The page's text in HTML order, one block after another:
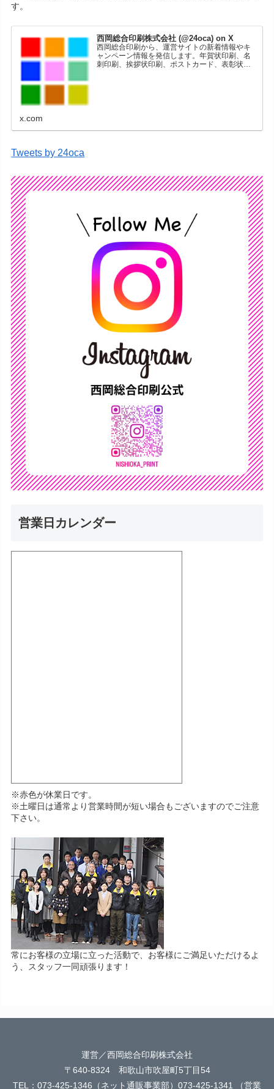
す。
西岡総合印刷株式会社 (@24oca) on X
西岡総合印刷から、運営サイトの新着情報やキ
ャンペーン情報を発信します。年賀状印刷、名
刺印刷、挨拶状印刷、ポストカード、表彰状印
x.com
Tweets by 24oca
営業日カレンダー
※赤色が休業日です。
※土曜日は通常より営業時間が短い場合もございますのでご注意
下さい。
常にお客様の立場に立った活動で、お客様にご満足いただけるよ
う、スタッフ一同頑張ります！
運営／西岡総合印刷株式会社
〒640-8324 和歌山市吹屋町5丁目54
TEL：073-425-1346（ネット通販事業部）073-425-1341 （営業